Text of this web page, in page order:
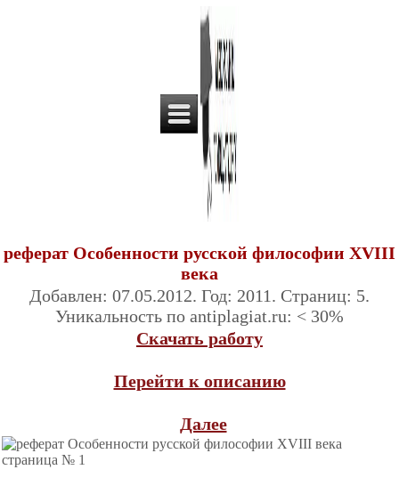
реферат Особенности русской философии XVIII
века
Добавлен: 07.05.2012. Год: 2011. Страниц: 5.
Уникальность по antiplagiat.ru: < 30%
Скачать работу
Перейти к описанию
Далее